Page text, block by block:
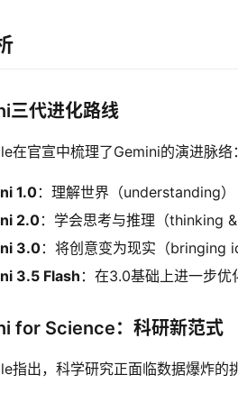
三代进化路线
在官宣中梳理了Gemini的演进脉络：
1.0：理解世界（understanding）
2.0：学会思考与推理（thinking &
3.0：将创意变为现实（bringing
3.5 Flash ：在3.0基础上进一步优
for Science：科研新范式
指出，科学研究正面临数据爆炸